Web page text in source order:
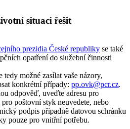
situaci řešit
prezidia České republiky se také
opatření do služební činnosti
možné zasílat vaše názory,
konkrétní případy: pp.ovk@pcr.cz.
odpověď, uveďte adresu pro
poštovní styk neuvedete, nebo
podpis případně datovou schránku
pouze pro vnitřní potřebu.